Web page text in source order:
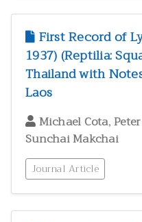
First Record of
1937) (Reptilia:
Thailand with
Laos
Michael Cota,
Sunchai Makchai
Journal Article